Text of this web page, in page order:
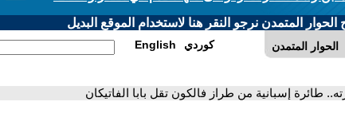
المتمدن نرجو النقر هنا لاستخدام الموقع البديل
الحوار المتمدن English كوردي
طائرة إسبانية من طراز فالكون تقل بابا الفاتيكان